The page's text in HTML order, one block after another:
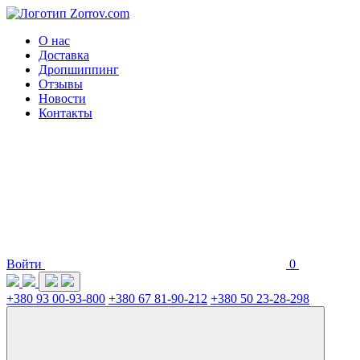
О нас
Доставка
Дропшиппинг
Отзывы
Новости
Контакты
Войти 0
+380 93 00-93-800 +380 67 81-90-212 +380 50 23-28-298